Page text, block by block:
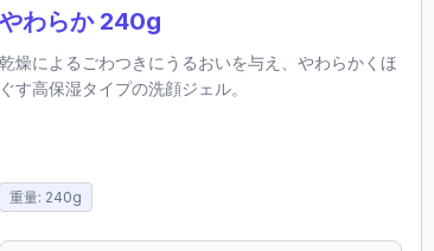
やわらか 240g
乾燥によるごわつきにうるおいを与え、やわらかくほ
ぐす高保湿タイプの洗顔ジェル。
重量: 240g